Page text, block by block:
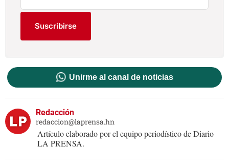
Suscribirse
Unirme al canal de noticias
Redacción
redaccion@laprensa.hn
Artículo elaborado por el equipo periodístico de Diario
LA PRENSA.